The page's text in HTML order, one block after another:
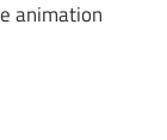
animation